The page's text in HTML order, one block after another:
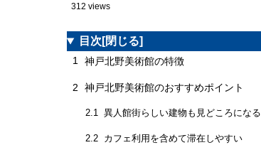
312 views
目次 [閉じる]
1 神戸北野美術館の特徴
2 神戸北野美術館のおすすめポイント
2.1 異人館街らしい建物も見どころになる
2.2 カフェ利用を含めて滞在しやすい